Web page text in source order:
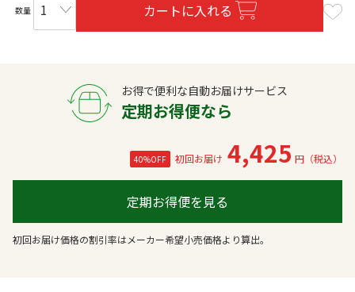
数量 カートに入れる
お得で便利な自動お届けサービス
定期お得便なら
40%OFF 初回お届け 4,425 円（税込）
定期お得便を見る
初回お届け価格の割引率はメーカー希望小売価格より算出。